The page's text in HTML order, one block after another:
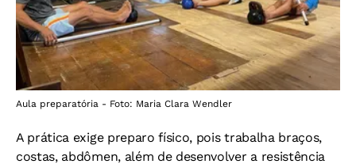
Aula preparatória - Foto: Maria Clara Wendler
A prática exige preparo físico, pois trabalha braços,
costas, abdômen, além de desenvolver a resistência